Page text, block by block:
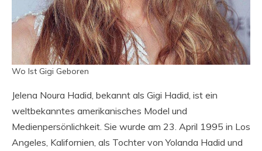
Wo Ist Gigi Geboren
Jelena Noura Hadid, bekannt als Gigi Hadid, ist ein
weltbekanntes amerikanisches Model und
Medienpersönlichkeit. Sie wurde am 23. April 1995 in Los
Angeles, Kalifornien, als Tochter von Yolanda Hadid und